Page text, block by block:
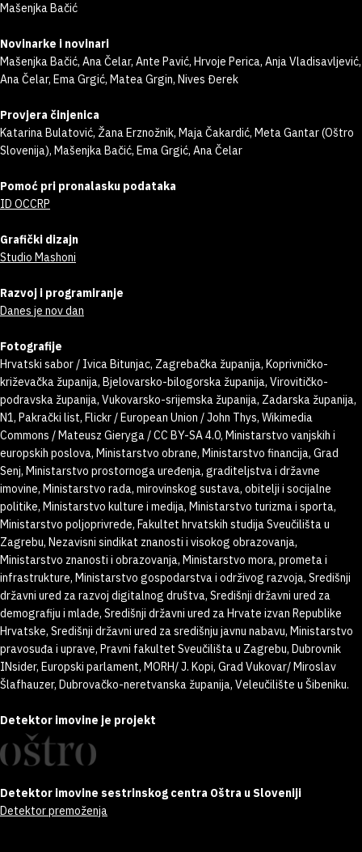
Mašenjka Bačić
Novinarke i novinari
Mašenjka Bačić, Ana Čelar, Ante Pavić, Hrvoje Perica, Anja Vladisavljević,
Ana Čelar, Ema Grgić, Matea Grgin, Nives Đerek
Provjera činjenica
Katarina Bulatović, Žana Erznožnik, Maja Čakardić, Meta Gantar (Oštro
Slovenija), Mašenjka Bačić, Ema Grgić, Ana Čelar
Pomoć pri pronalasku podataka
ID OCCRP
Grafički dizajn
Studio Mashoni
Razvoj i programiranje
Danes je nov dan
Fotografije
Hrvatski sabor / Ivica Bitunjac, Zagrebačka županija, Koprivničko-
križevačka županija, Bjelovarsko-bilogorska županija, Virovitičko-
podravska županija, Vukovarsko-srijemska županija, Zadarska županija,
N1, Pakrački list, Flickr / European Union / John Thys, Wikimedia
Commons / Mateusz Gieryga / CC BY-SA 4.0, Ministarstvo vanjskih i
europskih poslova, Ministarstvo obrane, Ministarstvo financija, Grad
Senj, Ministarstvo prostornoga uređenja, graditeljstva i državne
imovine, Ministarstvo rada, mirovinskog sustava, obitelji i socijalne
politike, Ministarstvo kulture i medija, Ministarstvo turizma i sporta,
Ministarstvo poljoprivrede, Fakultet hrvatskih studija Sveučilišta u
Zagrebu, Nezavisni sindikat znanosti i visokog obrazovanja,
Ministarstvo znanosti i obrazovanja, Ministarstvo mora, prometa i
infrastrukture, Ministarstvo gospodarstva i održivog razvoja, Središnji
državni ured za razvoj digitalnog društva, Središnji državni ured za
demografiju i mlade, Središnji državni ured za Hrvate izvan Republike
Hrvatske, Središnji državni ured za središnju javnu nabavu, Ministarstvo
pravosuđa i uprave, Pravni fakultet Sveučilišta u Zagrebu, Dubrovnik
INsider, Europski parlament, MORH/ J. Kopi, Grad Vukovar/ Miroslav
Šlafhauzer, Dubrovačko-neretvanska županija, Veleučilište u Šibeniku.
Detektor imovine je projekt
Detektor imovine sestrinskog centra Oštra u Sloveniji
Detektor premoženja